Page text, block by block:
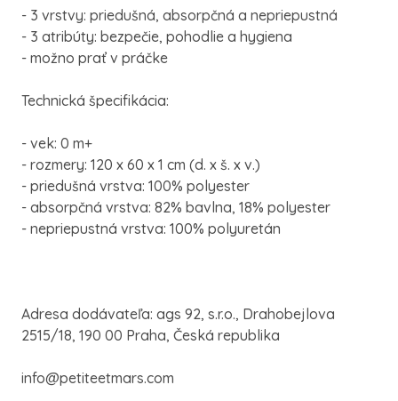
- 3 vrstvy: priedušná, absorpčná a nepriepustná
- 3 atribúty: bezpečie, pohodlie a hygiena
- možno prať v práčke
Technická špecifikácia:
- vek: 0 m+
- rozmery: 120 x 60 x 1 cm (d. x š. x v.)
- priedušná vrstva: 100% polyester
- absorpčná vrstva: 82% bavlna, 18% polyester
- nepriepustná vrstva: 100% polyuretán
Adresa dodávateľa: ags 92, s.r.o., Drahobejlova
2515/18, 190 00 Praha, Česká republika
info@petiteetmars.com